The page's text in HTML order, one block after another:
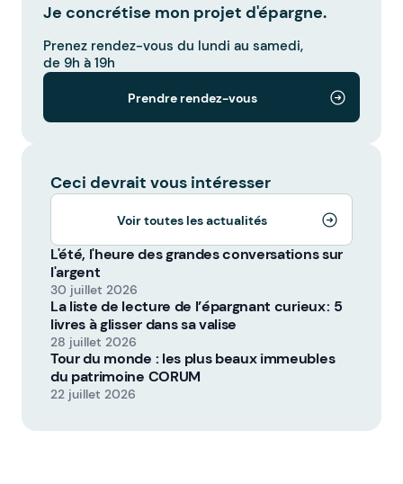
Je concrétise mon projet d'épargne.
Prenez rendez-vous du lundi au samedi,
de 9h à 19h
Prendre rendez-vous
Ceci devrait vous intéresser
Voir toutes les actualités
L'été, l'heure des grandes conversations sur
l'argent
30 juillet 2026
La liste de lecture de l’épargnant curieux : 5
livres à glisser dans sa valise
28 juillet 2026
Tour du monde : les plus beaux immeubles
du patrimoine CORUM
22 juillet 2026